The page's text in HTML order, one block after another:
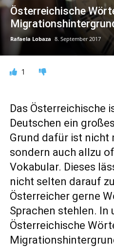
Österreichische
Rafaela Lobaza 8. September 2017
1
Das Österreichische
Deutschen ein
Grund dafür ist nicht
sondern auch allzu
Vokabular. Dieses
nicht selten darauf
Österreicher gerne
Sprachen stehlen. In
Österreichische